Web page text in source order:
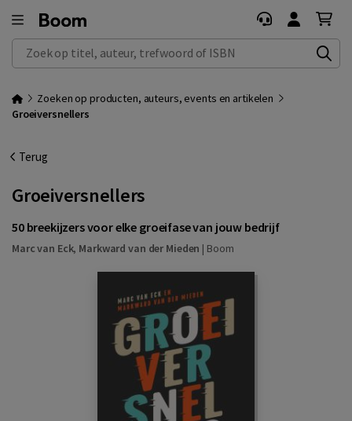
Zoek op titel, auteur, trefwoord of ISBN
Zoeken op producten, auteurs, events en artikelen
Groeiversnellers
Terug
Groeiversnellers
50 breekijzers voor elke groeifase van jouw bedrijf
Marc van Eck, Markward van der Mieden | Boom